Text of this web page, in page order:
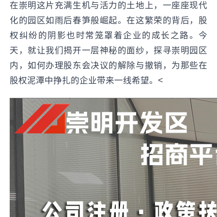
在崇明这片充满生机与活力的土地上，一座座现代
化的园区如雨后春笋般崛起。在这繁荣的背后，股
权纠纷的阴影也时常笼罩着企业的成长之路。今
天，就让我们揭开一层神秘的面纱，探寻崇明园区
内，如何办理股东会决议的解除与撤销，为那些在
股权泥潭中挣扎的企业带来一线希望。<